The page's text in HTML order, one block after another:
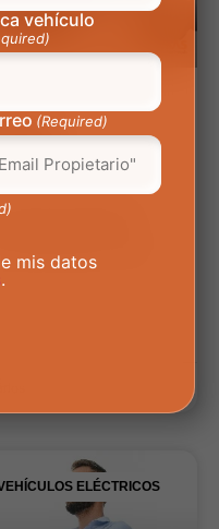
2026
Eléctricos
eléctrico y
Existe un mito
ELÉCTRICOS
vehículo
(Required)
mis datos
.